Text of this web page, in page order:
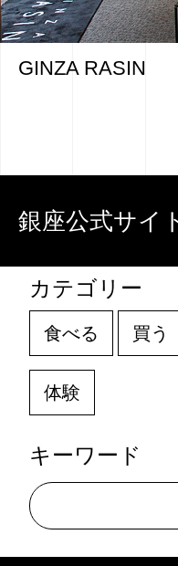
GINZA RASIN
銀座公式サイ
カテゴリー
食べる 買う
体験
キーワード